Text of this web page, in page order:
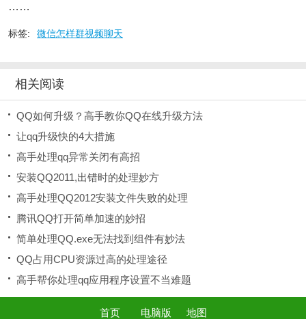
……
标签: 微信怎样群视频聊天
相关阅读
QQ如何升级？高手教你QQ在线升级方法
让qq升级快的4大措施
高手处理qq异常关闭有高招
安装QQ2011,出错时的处理妙方
高手处理QQ2012安装文件失败的处理
腾讯QQ打开简单加速的妙招
简单处理QQ.exe无法找到组件有妙法
QQ占用CPU资源过高的处理途径
高手帮你处理qq应用程序设置不当难题
首页 电脑版 地图